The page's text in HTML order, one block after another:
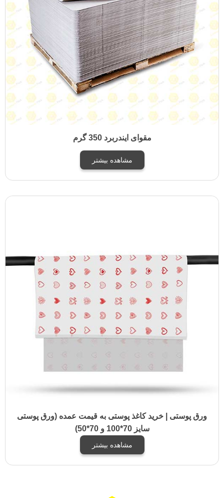
مقوای ایندربرد 350 گرم
مشاهده بیشتر
ورق پوستی | خرید کاغذ پوستی به قیمت عمده (ورق پوستی
سایز 70*100 و 70*50)
مشاهده بیشتر